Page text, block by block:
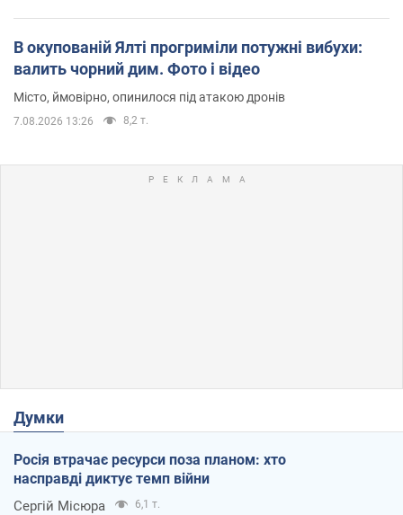
В окупованій Ялті прогриміли потужні вибухи:
валить чорний дим. Фото і відео
Місто, ймовірно, опинилося під атакою дронів
7.08.2026 13:26 8,2 т.
Думки
Росія втрачає ресурси поза планом: хто
насправді диктує темп війни
Сергій Місюра 6,1 т.